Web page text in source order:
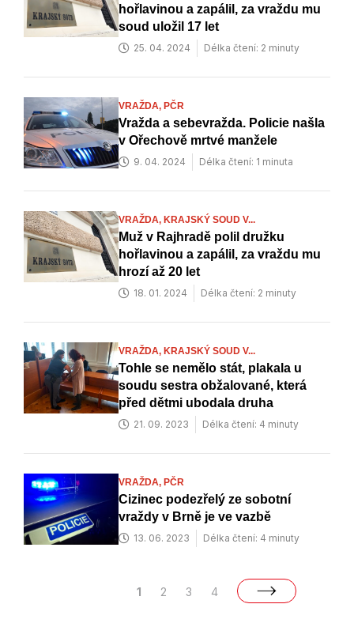
hořlavinou a zapálil, za vraždu mu
soud uložil 17 let
25. 04. 2024 Délka čtení: 2 minuty
VRAŽDA, PČR
Vražda a sebevražda. Policie našla
v Ořechově mrtvé manžele
9. 04. 2024 Délka čtení: 1 minuta
VRAŽDA, KRAJSKÝ SOUD V...
Muž v Rajhradě polil družku
hořlavinou a zapálil, za vraždu mu
hrozí až 20 let
18. 01. 2024 Délka čtení: 2 minuty
VRAŽDA, KRAJSKÝ SOUD V...
Tohle se nemělo stát, plakala u
soudu sestra obžalované, která
před dětmi ubodala druha
21. 09. 2023 Délka čtení: 4 minuty
VRAŽDA, PČR
Cizinec podezřelý ze sobotní
vraždy v Brně je ve vazbě
13. 06. 2023 Délka čtení: 4 minuty
1 2 3 4